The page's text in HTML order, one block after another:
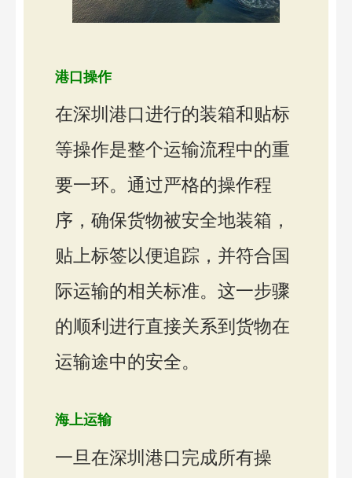
港口操作
在深圳港口进行的装箱和贴标
等操作是整个运输流程中的重
要一环。通过严格的操作程
序，确保货物被安全地装箱，
贴上标签以便追踪，并符合国
际运输的相关标准。这一步骤
的顺利进行直接关系到货物在
运输途中的安全。
海上运输
一旦在深圳港口完成所有操